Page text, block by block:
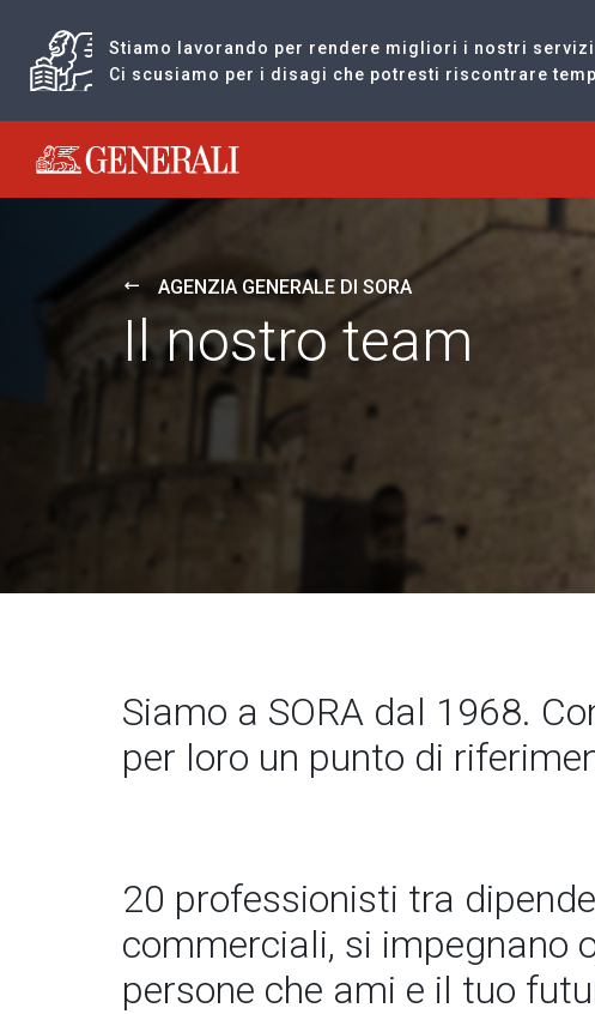
Stiamo lavorando per rendere migliori i nostri
Ci scusiamo per i disagi che potresti riscontrare
Generali logo
AGENZIA GENERALE DI SORA
Il nostro team
Siamo a SORA dal 1968.
per loro un punto di
20 professionisti tra
commerciali, si impegnano
persone che ami e il tuo